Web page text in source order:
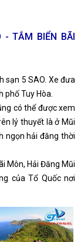
- TẮM BIỂN BÃI
sạn 5 SAO. Xe đưa
Tuy Hòa.
có thể được xem
lý thuyết là ở Mũi
ngọn hải đăng thời
Môn, Hải Đăng Mũi
của Tổ Quốc nơi